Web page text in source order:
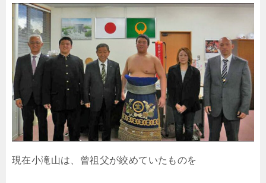
現在小滝山は、曾祖父が絞めていたものを